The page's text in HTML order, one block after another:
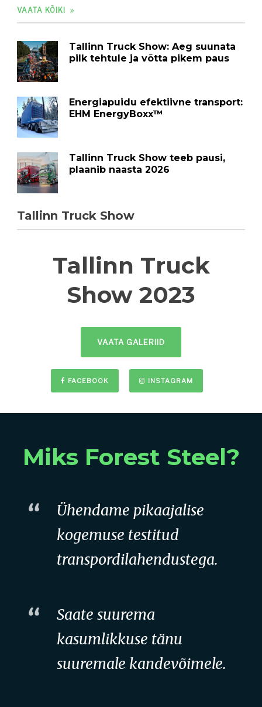
VAATA KÕIKI
Tallinn Truck Show: Aeg suunata
pilk tehtule ja võtta pikem paus
Energiapuidu efektiivne transport:
EHM EnergyBoxx™
Tallinn Truck Show teeb pausi,
plaanib naasta 2026
Tallinn Truck Show
Tallinn Truck
Show 2023
VAATA GALERIID
FACEBOOK INSTAGRAM
Miks Forest Steel?
Ühendame pikaajalise
kogemuse testitud
transpordilahendustega.
Saate suurema
kasumlikkuse tänu
suuremale kandevõimele.